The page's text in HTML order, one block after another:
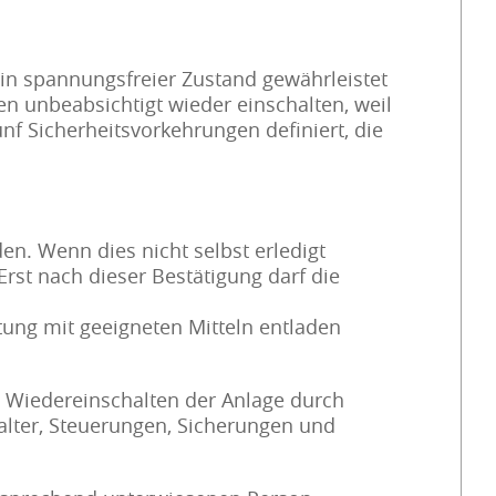
spannungsfreier Zustand gewährleistet
unbeabsichtigt wieder einschalten, weil
Sicherheitsvorkehrungen definiert, die
Wenn dies nicht selbst erledigt
nach dieser Bestätigung darf die
mit geeigneten Mitteln entladen
der Anlage durch
Steuerungen, Sicherungen und